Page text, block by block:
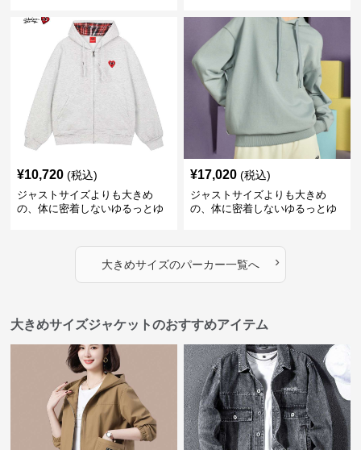
ゆったりハッピーハート ジップ
アップパーカー
¥10,720 (税込)
ジャストサイズよりも大きめ
の、体に密着しないゆるっとゆ
アップパーカー
¥17,020 (税込)
ジャストサイズよりも大きめ
の、体に密着しないゆるっとゆ
大きめサイズのパーカー一覧へ ›
大きめサイズジャケットのおすすめアイテム